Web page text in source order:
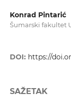
Konrad Pintarić
Šumarski fakultet
DOI: https://
SAŽETAK